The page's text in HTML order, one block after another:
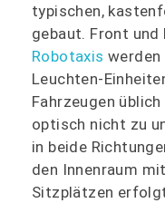
typischen,
gebaut. Front und
Robotaxis werden
Leuchten-
Fahrzeugen
optisch nicht zu
in beide
den Innenraum
Sitzplätzen